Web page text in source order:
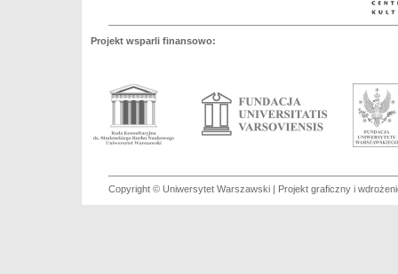
Projekt wsparli finansowo:
Copyright © Uniwersytet Warszawski | Projekt graficzny i